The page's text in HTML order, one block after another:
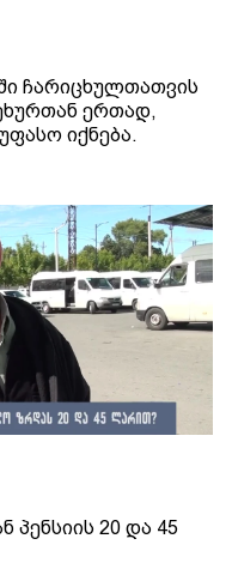
ჩარიცხულთათვის
ერთად,
იქნება.
პენსიის 20 და 45